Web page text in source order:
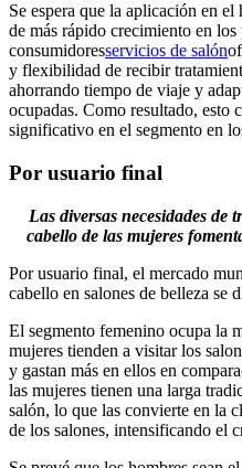
Se espera que la aplicación en
de más rápido crecimiento en
consumidoresservicios de salón
y flexibilidad de recibir
ahorrando tiempo de viaje y
ocupadas. Como resultado, esto
significativo en el segmento en
Por usuario final
Las diversas necesidades de
cabello de las mujeres
Por usuario final, el mercado
cabello en salones de belleza se
El segmento femenino ocupa la
mujeres tienden a visitar los
y gastan más en ellos en
las mujeres tienen una larga
salón, lo que las convierte en la
de los salones, intensificando el